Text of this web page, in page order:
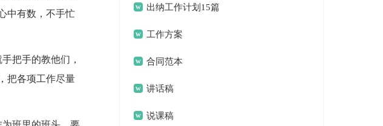
中有数，不手忙
把手的教他们，
把各项工作尽量
模板集锦6篇
出纳工作计划15篇
工作方案
合同范本
讲话稿
说课稿